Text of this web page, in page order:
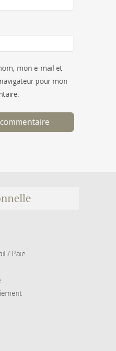
mon e-mail et
pour mon
/ Paie